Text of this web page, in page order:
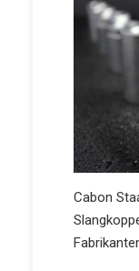
Cabon